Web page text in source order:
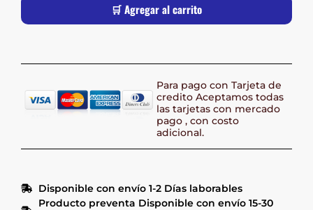
🛒 Agregar al carrito
Para pago con Tarjeta de
credito Aceptamos todas
las tarjetas con mercado
pago , con costo
adicional.
Disponible con envío 1-2 Días laborables
Producto preventa Disponible con envío 15-30